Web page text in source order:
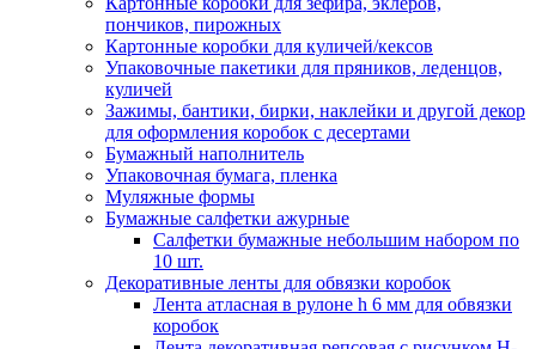
пончиков, пирожных
Картонные коробки для куличей/кексов
Упаковочные пакетики для пряников, леденцов,
куличей
Зажимы, бантики, бирки, наклейки и другой декор
для оформления коробок с десертами
Бумажный наполнитель
Упаковочная бумага, пленка
Муляжные формы
Бумажные салфетки ажурные
Салфетки бумажные небольшим набором по
10 шт.
Декоративные ленты для обвязки коробок
Лента атласная в рулоне h 6 мм для обвязки
коробок